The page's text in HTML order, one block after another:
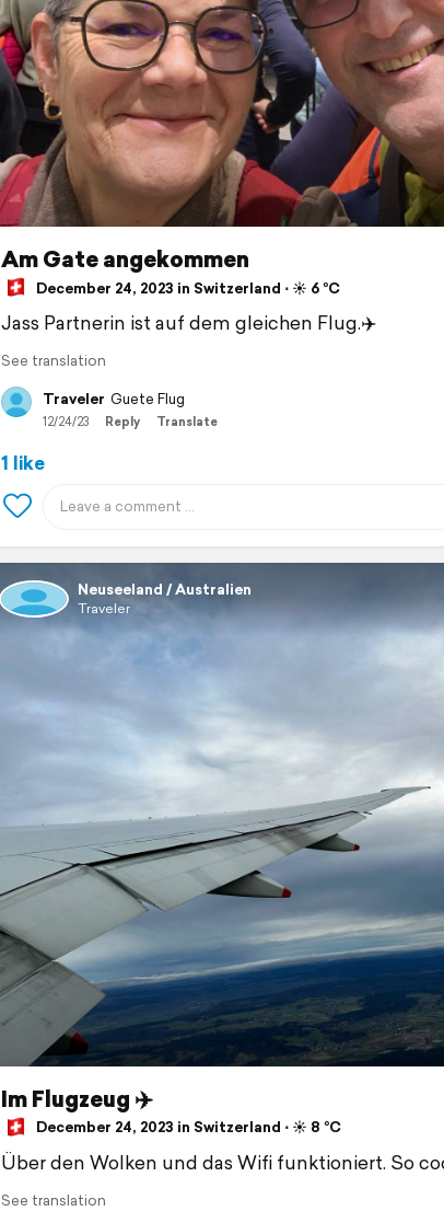
Am Gate angekommen
December 24, 2023 in Switzerland ⋅ ☀️ 6 °C
Jass Partnerin ist auf dem gleichen Flug.✈️
See translation
Traveler Guete Flug
12/24/23 Reply Translate
1 like
Neuseeland / Australien
Traveler
Im Flugzeug ✈️
December 24, 2023 in Switzerland ⋅ ☀️ 8 °C
Über den Wolken und das Wifi funktioniert. So
See translation